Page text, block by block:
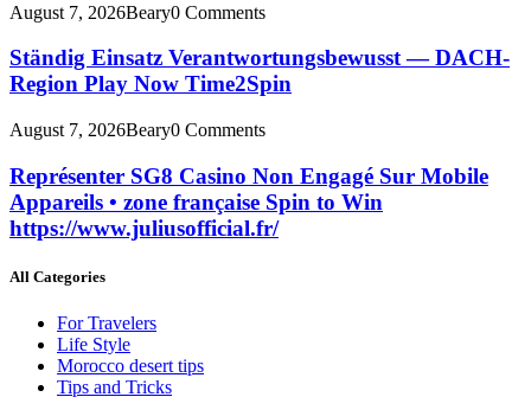
August 7, 2026Beary0 Comments
Ständig Einsatz Verantwortungsbewusst — DACH-
Region Play Now Time2Spin
August 7, 2026Beary0 Comments
Représenter SG8 Casino Non Engagé Sur Mobile
Appareils • zone française Spin to Win
https://www.juliusofficial.fr/
All Categories
For Travelers
Life Style
Morocco desert tips
Tips and Tricks